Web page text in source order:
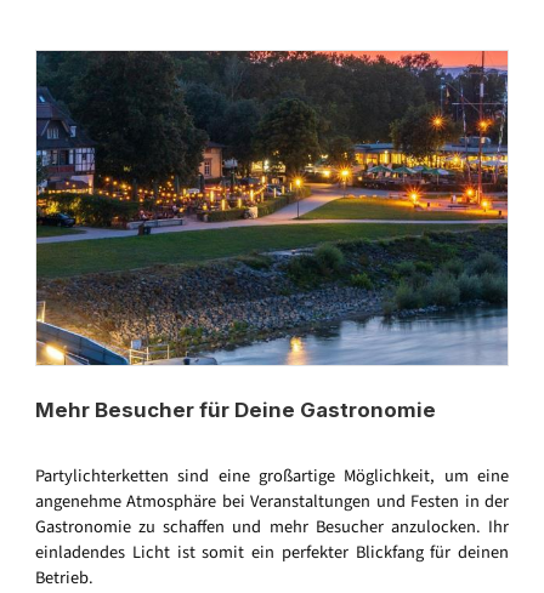
Mehr Besucher für Deine Gastronomie
Partylichterketten sind eine großartige Möglichkeit, um eine
angenehme Atmosphäre bei Veranstaltungen und Festen in der
Gastronomie zu schaffen und mehr Besucher anzulocken. Ihr
einladendes Licht ist somit ein perfekter Blickfang für deinen
Betrieb.